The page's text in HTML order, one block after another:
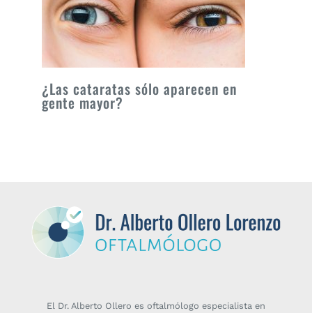
¿Las cataratas sólo aparecen en
gente mayor?
El Dr. Alberto Ollero es oftalmólogo especialista en